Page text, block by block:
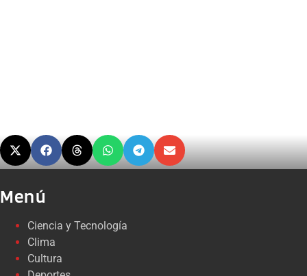
Menú
Ciencia y Tecnología
Clima
Cultura